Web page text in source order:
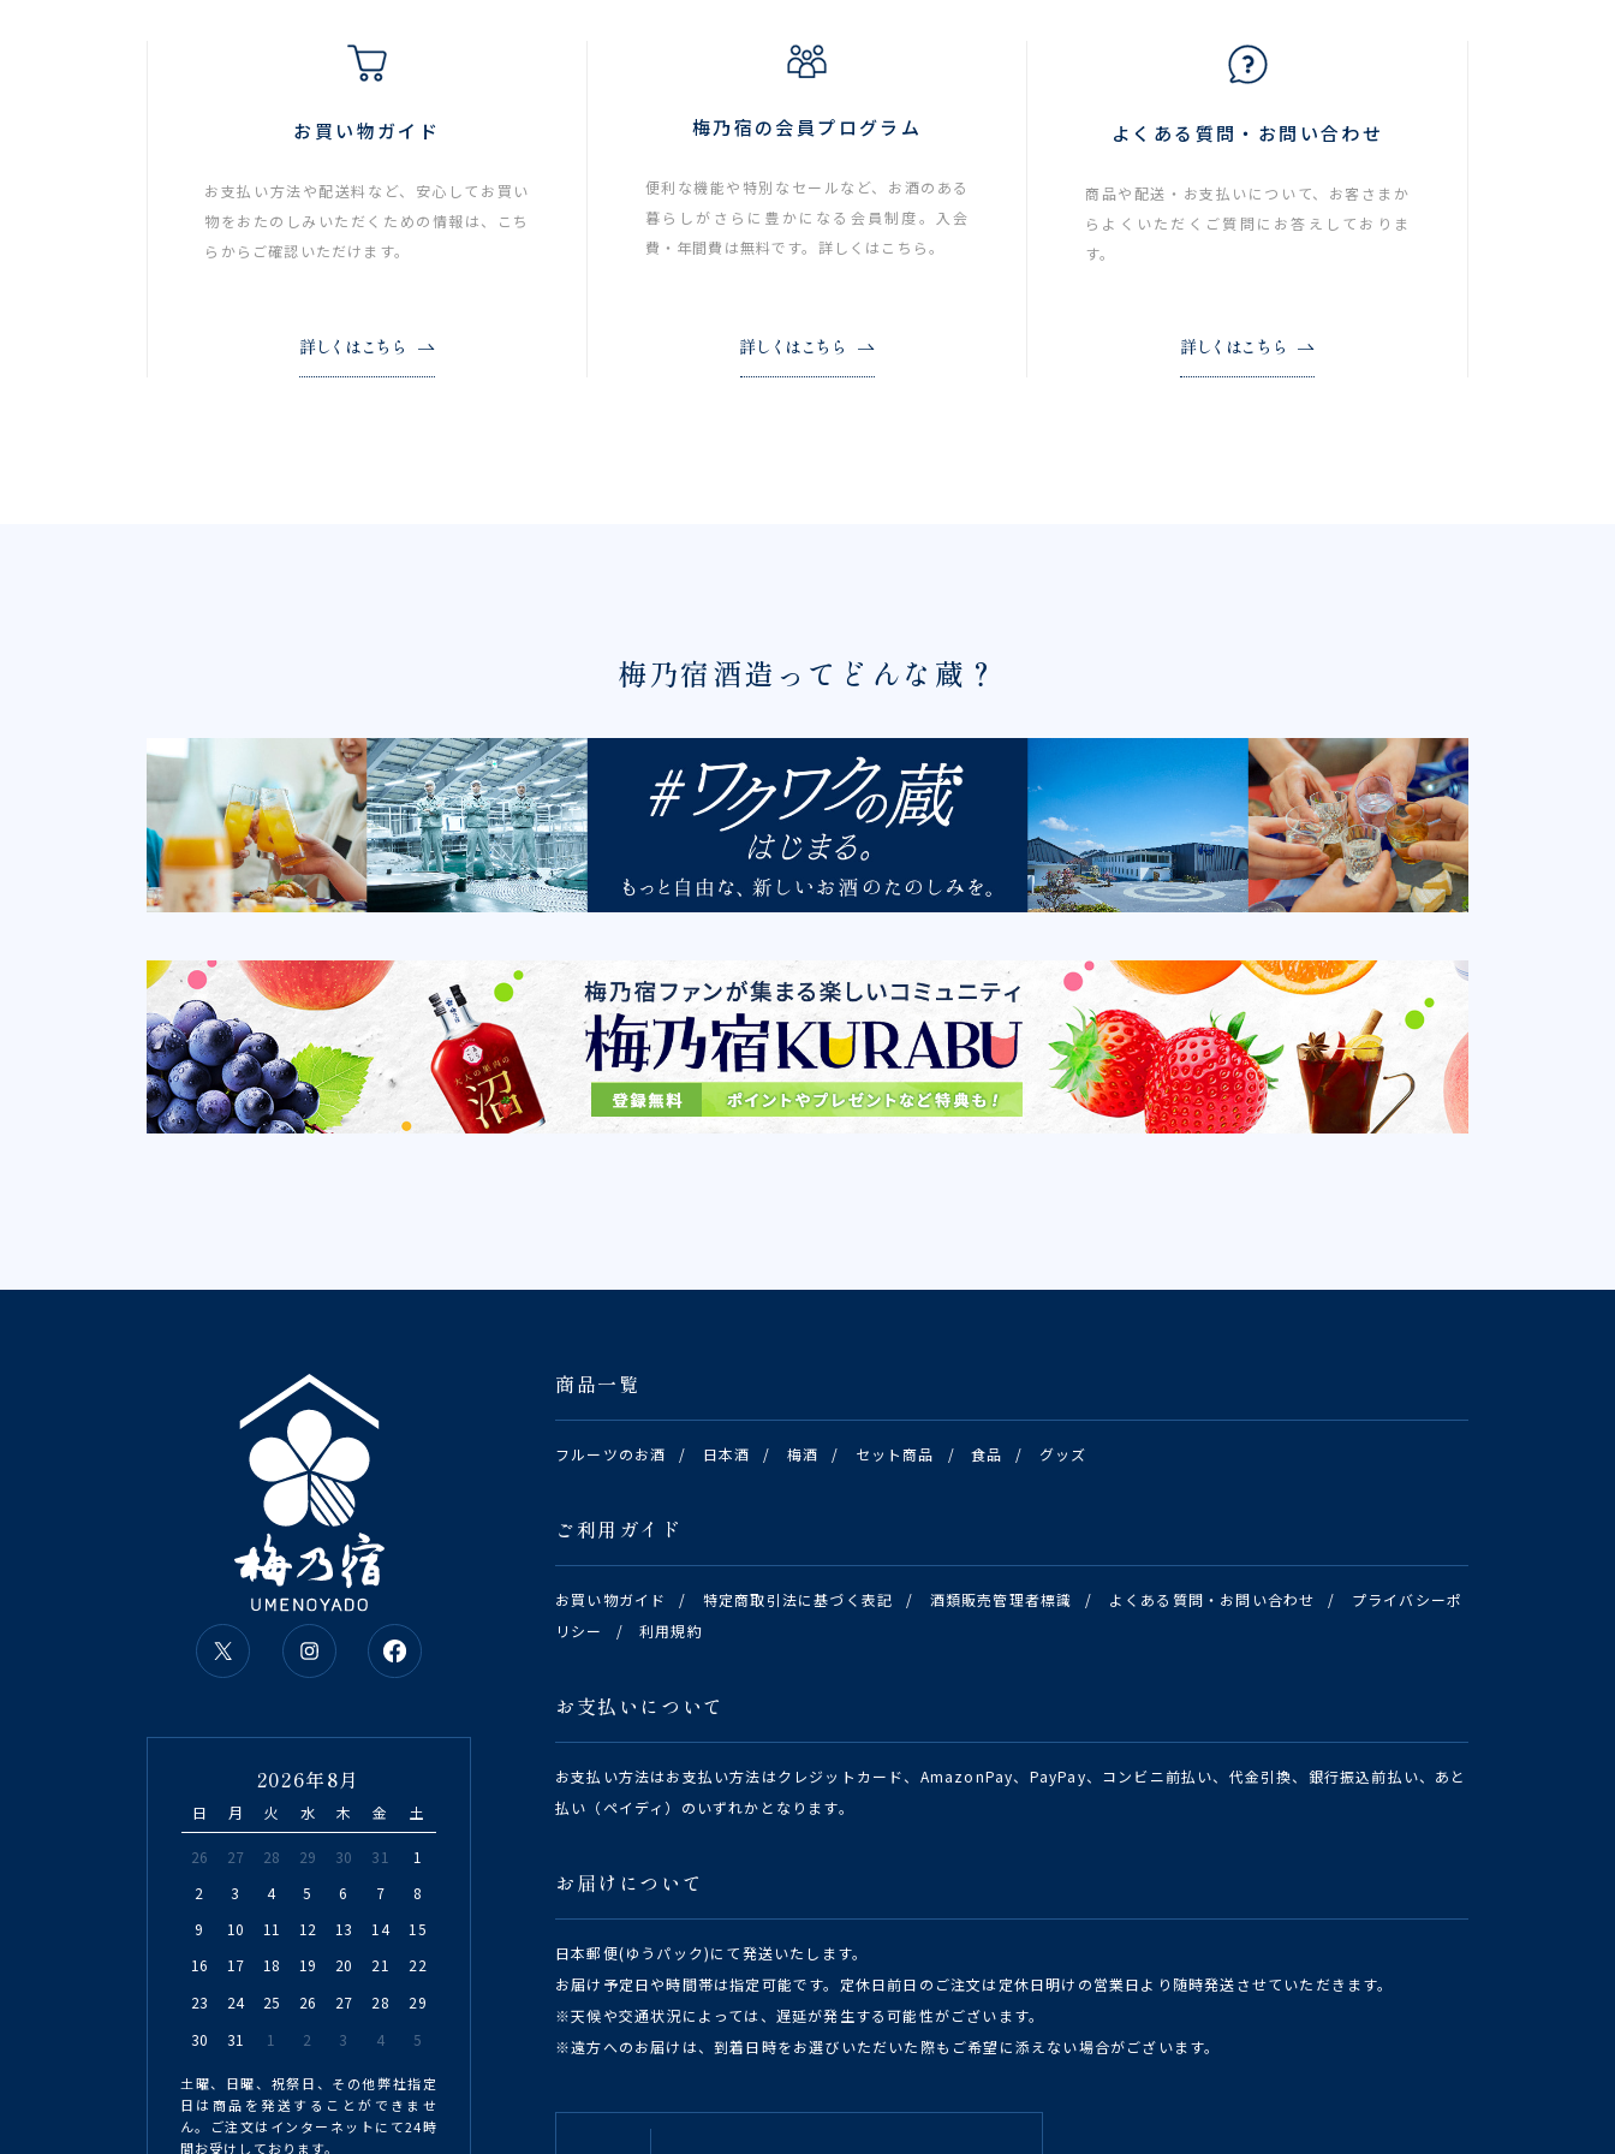
お買い物ガイド
お支払い方法や配送料など、安心してお買い
物をおたのしみいただくための情報は、こち
らからご確認いただけます。
詳しくはこちら
梅乃宿の会員プログラム
便利な機能や特別なセールなど、お酒のある
暮らしがさらに豊かになる会員制度。入会
費・年間費は無料です。詳しくはこちら。
詳しくはこちら
よくある質問・お問い合わせ
商品や配送・お支払いについて、お客さまか
らよくいただくご質問にお答えしておりま
す。
詳しくはこちら
梅乃宿酒造ってどんな蔵？
商品一覧
フルーツのお酒 / 日本酒 / 梅酒 / セット商品 / 食品 / グッズ
ご利用ガイド
お買い物ガイド / 特定商取引法に基づく表記 / 酒類販売管理者標識 / よくある質問・お問い合わせ /
プライバシーポ
リシー
/ 利用規約
お支払いについて
お支払い方法はお支払い方法はクレジットカード、AmazonPay、PayPay、コンビニ前払い、代金引換、銀行振込前払い、あと
払い（ペイディ）のいずれかとなります。
お届けについて
日本郵便(ゆうパック)にて発送いたします。
お届け予定日や時間帯は指定可能です。定休日前日のご注文は定休日明けの営業日より随時発送させていただきます。
※天候や交通状況によっては、遅延が発生する可能性がございます。
※遠方へのお届けは、到着日時をお選びいただいた際もご希望に添えない場合がございます。
2026年8月
日 月 火 水 木 金 土
26 27 28 29 30 31
1
2
3 4 5 6 7
8
9
10 11 12 13 14
15
16
17 18 19 20 21
22
23
24 25 26 27 28
29
30
31 1 2 3 4 5
土曜、日曜、祝祭日、その他弊社指定
日は商品を発送することができませ
ん。ご注文はインターネットにて24時
間お受けしております。